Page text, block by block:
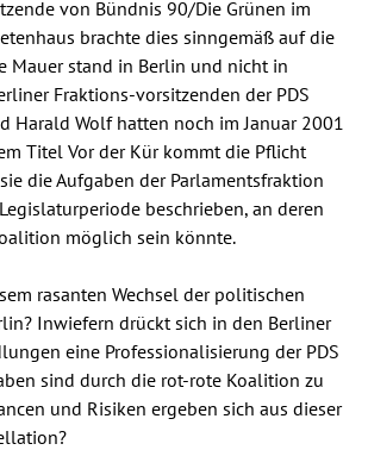
von Bündnis 90/Die Grünen im
brachte dies sinngemäß auf die
Mauer stand in Berlin und nicht in
Fraktions-vorsitzenden der PDS
Harald Wolf hatten noch im Januar 2001
Titel Vor der Kür kommt die Pflicht
die Aufgaben der Parlamentsfraktion
beschrieben, an deren
möglich sein könnte.
rasanten Wechsel der politischen
Inwiefern drückt sich in den Berliner
eine Professionalisierung der PDS
sind durch die rot-rote Koalition zu
und Risiken ergeben sich aus dieser